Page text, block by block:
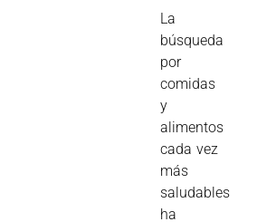
La
búsqueda
por
comidas
y
alimentos
cada vez
más
saludables
ha